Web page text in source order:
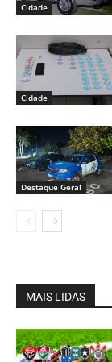
Cidade
Cidade
Destaque Geral
MAIS LIDAS